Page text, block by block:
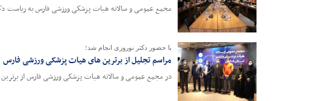
مجمع عمومی و سالانه هیات پزشکی ورزشی فارس به ریاست
با حضور دکتر نوروزی انجام شد؛
مراسم تجلیل از برترین های هیات پزشکی ورزشی فارس
در مجمع عمومی و سالانه هیات پزشکی ورزشی فارس از